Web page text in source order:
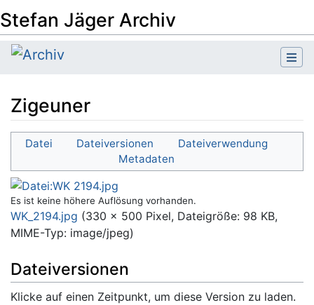
Stefan Jäger Archiv
Zigeuner
Wechseln zu:Navigation,Suche
Datei Dateiversionen
Dateiverwendung
Metadaten
Es ist keine höhere Auflösung vorhanden.
WK_2194.jpg (330 × 500 Pixel, Dateigröße: 98 KB,
MIME-Typ: image/jpeg)
Dateiversionen
Klicke auf einen Zeitpunkt, um diese Version zu laden.